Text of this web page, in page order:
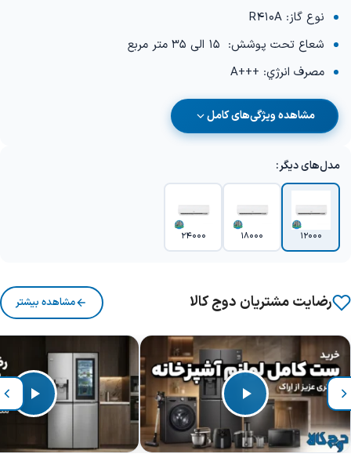
نوع گاز: R410A
شعاع تحت پوشش: 15 الی 35 متر مربع
مصرف انرژي: +++A
مشاهده ویژگی‌های کامل
مدل‌های دیگر:
12000
18000
24000
رضایت مشتریان دوج کالا مشاهده بیشتر